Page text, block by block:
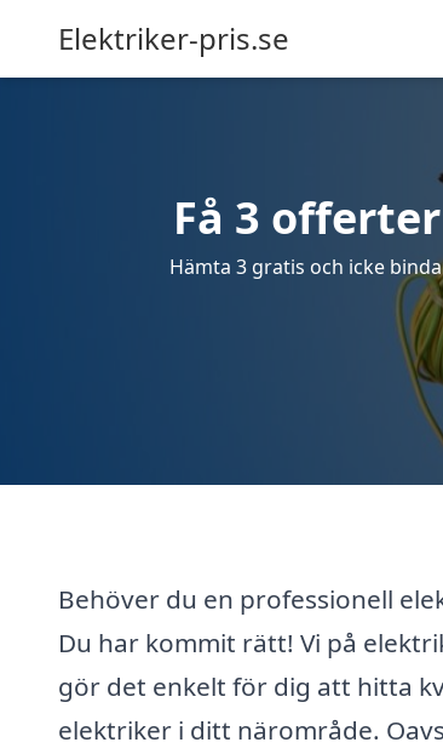
Elektriker-pris.se
Få 3
Hämta 3 gratis och icke
Behöver du en professionell
Du har kommit rätt! Vi på
gör det enkelt för dig att hitta
elektriker i ditt närområde.